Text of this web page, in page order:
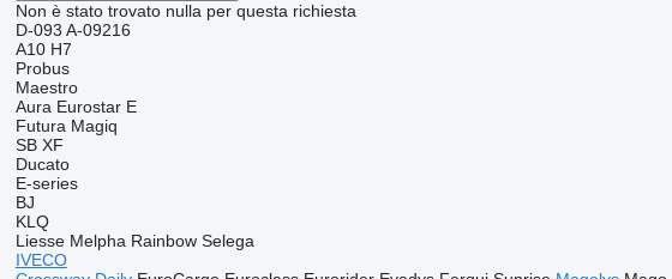
Non è stato trovato nulla per questa richiesta
D-093 A-09216
A10 H7
Probus
Maestro
Aura Eurostar E
Futura Magiq
SB XF
Ducato
E-series
BJ
KLQ
Liesse Melpha Rainbow Selega
IVECO